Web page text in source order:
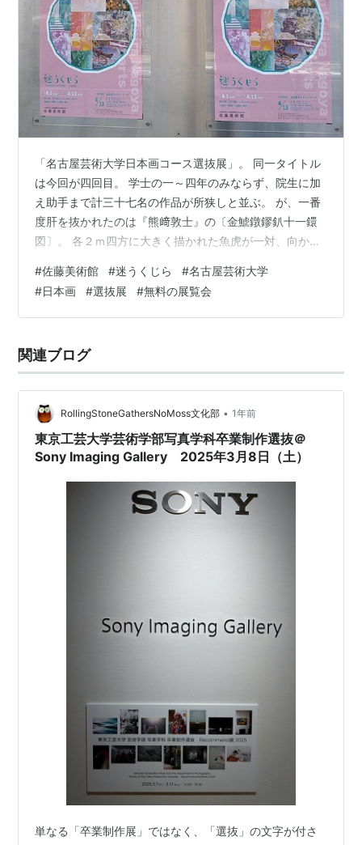
「名古屋芸術大学日本画コース選抜展」。 同一タイトル
は今回が四回目。 学士の一～四年のみならず、院生に加
え助手まで計三十七名の作品が所狭しと並ぶ。 が、一番
度肝を抜かれたのは『熊﨑敦士』の〔金鯱鐓鏐釟十一鐶
図〕。 各２ｍ四方に大きく描かれた魚虎が一対、向かい
地域的な繋がりには納得。 迫力に加え、面立ちはなんと
もユーモラス。 それ以外にも、総じて好ましい作品が多
く、なるほど「選抜」だけのことはあると納得。 相応の
最終日にはトークイベントも開催されるよう。
#佐藤美術館 #迷うくじら #名古屋芸術大学
#日本画 #選抜展 #無料の展覧会
関連ブログ
RollingStoneGathersNoMoss文化部 • 1年前
東京工芸大学芸術学部写真学科卒業制作選抜＠
Sony Imaging Gallery 2025年3月8日（土）
単なる「卒業制作展」ではなく、「選抜」の文字が付さ